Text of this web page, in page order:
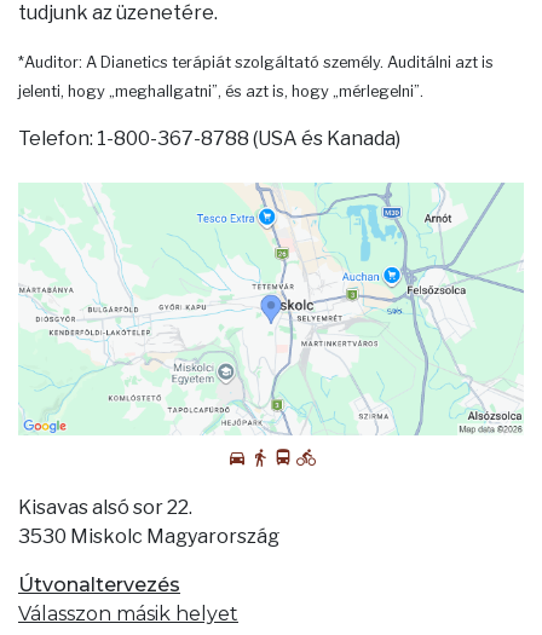
tudjunk az üzenetére.
*Auditor: A Dianetics terápiát szolgáltató személy. Auditálni azt is
jelenti, hogy „meghallgatni”, és azt is, hogy „mérlegelni”.
Telefon: 1-800-367-8788 (USA és Kanada)
Kisavas alsó sor 22.
3530 Miskolc Magyarország
Útvonaltervezés
Válasszon másik helyet